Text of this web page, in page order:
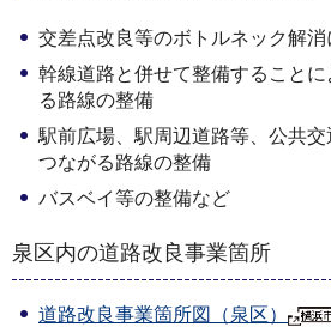
交差点改良等のボトルネック解
幹線道路と併せて整備することに
る路線の整備
駅前広場、駅周辺道路等、公共
つながる路線の整備
バスベイ等の整備など
泉区内の道路改良事業箇所
道路改良事業箇所図（泉区）